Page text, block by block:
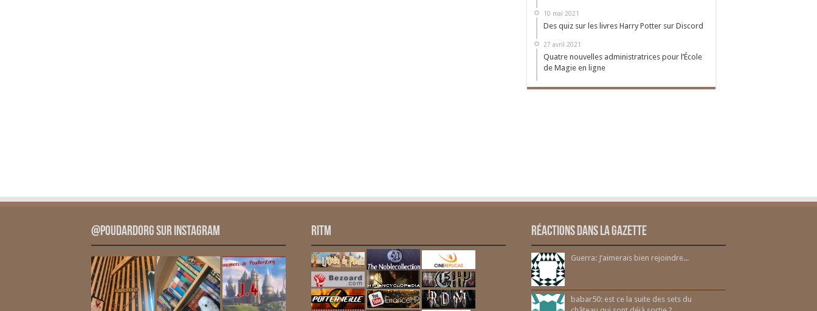
10 mai 2021
Des quiz sur les livres Harry Potter sur Discord
27 avril 2021
Quatre nouvelles administratrices pour l’École
de Magie en ligne
@PoudardOrg sur Instagram RITM Réactions dans la gazette
Guerra: J’aimerais bien rejoindre...
babar50: est ce la suite des sets du